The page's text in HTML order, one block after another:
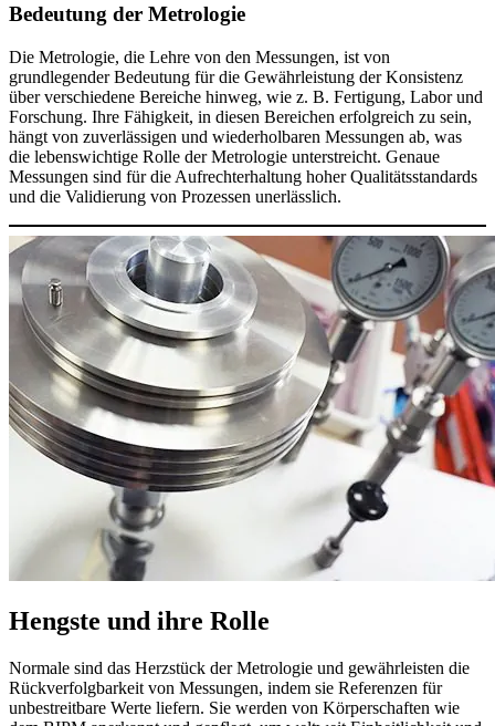
Bedeutung der Metrologie
Die Metrologie, die Lehre von den Messungen, ist von
grundlegender Bedeutung für die Gewährleistung der Konsistenz
über verschiedene Bereiche hinweg, wie z. B. Fertigung, Labor und
Forschung. Ihre Fähigkeit, in diesen Bereichen erfolgreich zu sein,
hängt von zuverlässigen und wiederholbaren Messungen ab, was
die lebenswichtige Rolle der Metrologie unterstreicht. Genaue
Messungen sind für die Aufrechterhaltung hoher Qualitätsstandards
und die Validierung von Prozessen unerlässlich.
Hengste und ihre Rolle
Normale sind das Herzstück der Metrologie und gewährleisten die
Rückverfolgbarkeit von Messungen, indem sie Referenzen für
unbestreitbare Werte liefern. Sie werden von Körperschaften wie